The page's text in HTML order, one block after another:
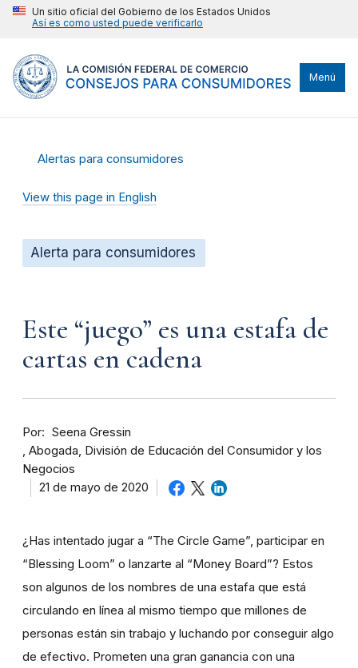
Un sitio oficial del Gobierno de los Estados Unidos
Así es como usted puede verificarlo
Menú
Alertas para consumidores
View this page in English
Alerta para consumidores
Este “juego” es una estafa de
cartas en cadena
Por
Seena Gressin
Abogada, División de Educación del Consumidor y los
Negocios
21 de mayo de 2020
¿Has intentado jugar a “The Circle Game”, participar en
“Blessing Loom” o lanzarte al “Money Board”? Estos
son algunos de los nombres de una estafa que está
circulando en línea al mismo tiempo que millones de
personas están sin trabajo y luchando por conseguir algo
de efectivo. Prometen una gran ganancia con una